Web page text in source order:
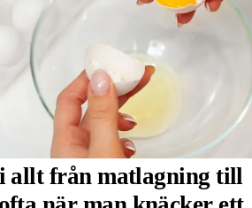
allt från matlagning till